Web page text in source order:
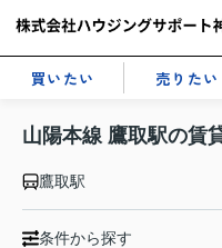
買いたい 売りたい
山陽本線 鷹取駅の賃
鷹取駅
条件から探す